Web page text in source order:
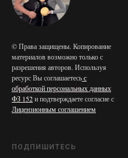
© Права защищены. Копирование
материалов возможно только с
разрешения авторов. Используя
ресурс Вы соглашаетесьс
обработкой персональных данных
ФЗ 152и подтверждаете согласие с
Лицензионным соглашением
ПОДПИШИТЕСЬ